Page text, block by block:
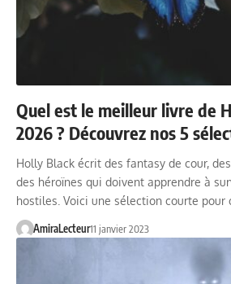
Quel est le meilleur livre de
2026 ? Découvrez nos 5
Holly Black écrit des fantasy de cour,
des héroïnes qui doivent apprendre à
hostiles. Voici une sélection courte pour
AmiraLecteur11 janvier 2023